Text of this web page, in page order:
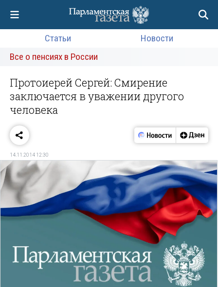
Статьи
Новости
Все о пенсиях в России
Протоиерей Сергей: Смирение
заключается в уважении другого
человека
14.11.2014 12:30